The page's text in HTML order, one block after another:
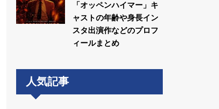
「オッペンハイマー」キ
ャストの年齢や身長イン
スタ出演作などのプロフ
ィールまとめ
人気記事